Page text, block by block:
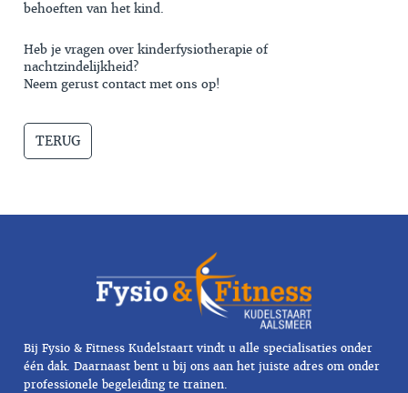
behoeften van het kind.
Heb je vragen over kinderfysiotherapie of
nachtzindelijkheid?
Neem gerust contact met ons op!
TERUG
Bij Fysio & Fitness Kudelstaart vindt u alle specialisaties onder
één dak. Daarnaast bent u bij ons aan het juiste adres om onder
professionele begeleiding te trainen.